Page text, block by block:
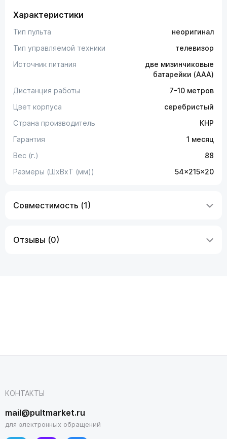
Характеристики
Тип пульта
неоригинал
Тип управляемой техники
телевизор
Источник питания
две мизинчиковые
батарейки (AAA)
Дистанция работы
7-10 метров
Цвет корпуса
серебристый
Страна производитель
КНР
Гарантия
1 месяц
Вес (г.)
88
Размеры (ШxВxТ (мм))
54x215x20
Совместимость (1)
Отзывы (0)
КОНТАКТЫ
mail@pultmarket.ru
для электронных обращений